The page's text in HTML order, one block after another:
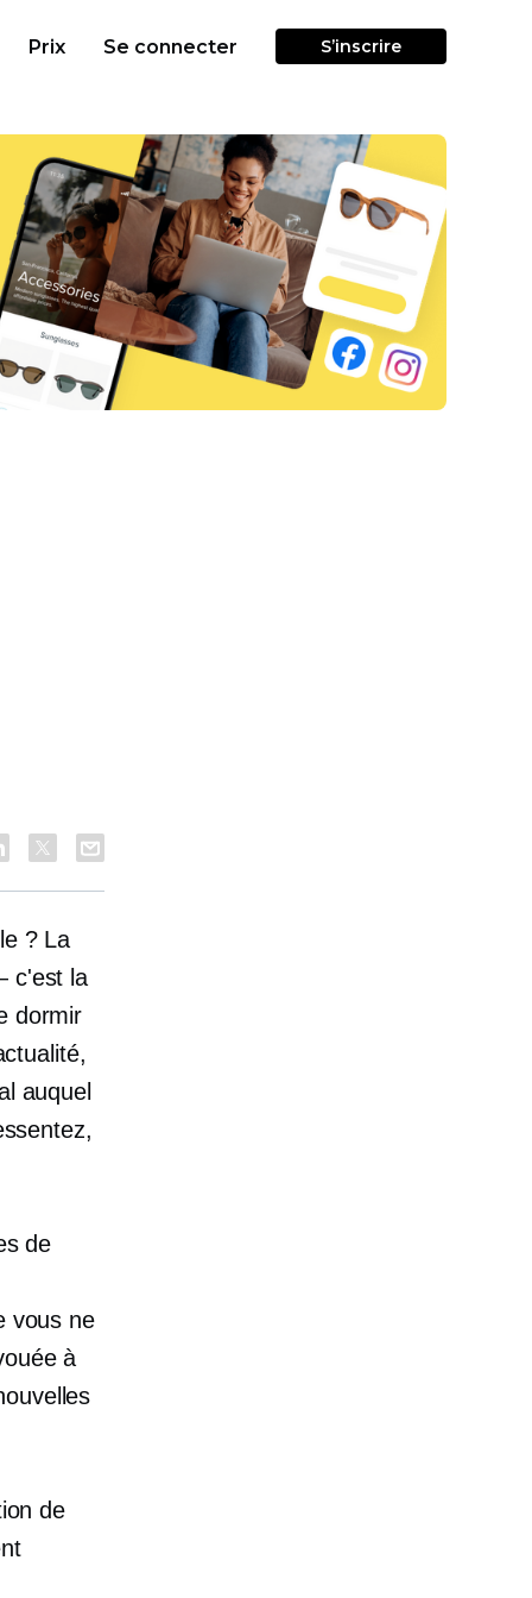
Prix Se connecter S’inscrire
? La
c'est la
dormir
auquel
de
vous ne
à
de